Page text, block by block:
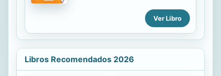
presencia hispana y afroamericana
en la Iglesia Catolica en Estados
Unidos. Es la historia de una fe
transmitida, de como un grupo de
Dios, ha llegado a ser miembros del
Cuerpo de Cristo en la Iglesia y de
Ver Libro
Libros Recomendados 2026